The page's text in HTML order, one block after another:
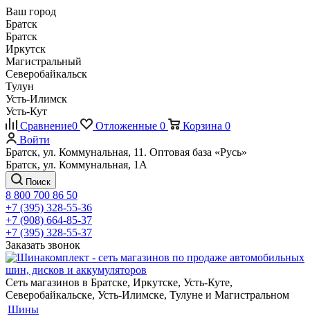
Ваш город
Братск
Братск
Иркутск
Магистральный
Северобайкальск
Тулун
Усть-Илимск
Усть-Кут
Сравнение0 Отложенные 0 Корзина 0
Войти
Братск, ул. Коммунальная, 11. Оптовая база «Русь»
Братск, ул. Коммунальная, 1А
Поиск
8 800 700 86 50
+7 (395) 328-55-36
+7 (908) 664-85-37
+7 (395) 328-55-37
Заказать звонок
Сеть магазинов в Братске, Иркутске, Усть-Куте,
Северобайкальске, Усть-Илимске, Тулуне и Магистральном
Шины